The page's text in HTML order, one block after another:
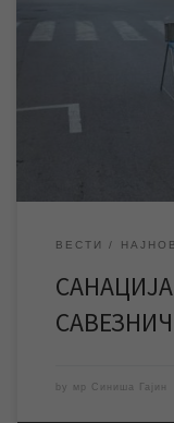
ЈКП „Водовод и
радове на санацији
Савезничкој
саобраћаја док
канализација“
а потом и са
ВЕСТИ
by мр Синиша Гајин